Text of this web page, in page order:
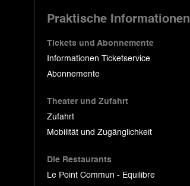
Praktische Informationen
Tickets und Abonnemente
Informationen Ticketservice
Abonnemente
Theater und Zufahrt
Zufahrt
Mobilität und Zugänglichkeit
Die Restaurants
Le Point Commun - Equilibre